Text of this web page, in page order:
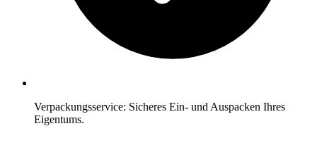
Verpackungsservice: Sicheres Ein- und Auspacken Ihres
Eigentums.